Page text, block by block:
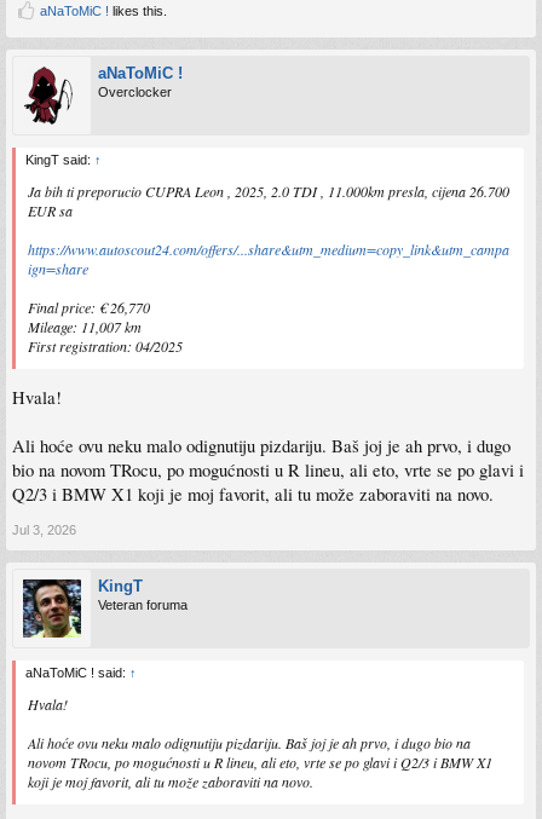
aNaToMiC ! likes this.
aNaToMiC !
Overclocker
KingT said: ↑
Ja bih ti preporucio CUPRA Leon , 2025, 2.0 TDI , 11.000km presla, cijena 26.700
EUR sa
https://www.autoscout24.com/offers/...share&utm_medium=copy_link&utm_campa
ign=share
Final price: € 26,770
Mileage: 11,007 km
First registration: 04/2025
Hvala!
Ali hoće ovu neku malo odignutiju pizdariju. Baš joj je ah prvo, i dugo
bio na novom TRocu, po mogućnosti u R lineu, ali eto, vrte se po glavi i
Q2/3 i BMW X1 koji je moj favorit, ali tu može zaboraviti na novo.
Jul 3, 2026
KingT
Veteran foruma
aNaToMiC ! said: ↑
Hvala!
Ali hoće ovu neku malo odignutiju pizdariju. Baš joj je ah prvo, i dugo bio na
novom TRocu, po mogućnosti u R lineu, ali eto, vrte se po glavi i Q2/3 i BMW X1
koji je moj favorit, ali tu može zaboraviti na novo.